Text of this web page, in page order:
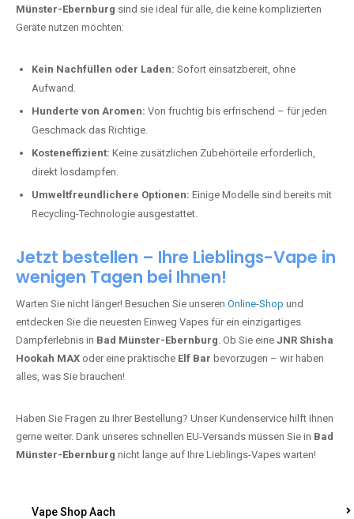
Münster-Ebernburg sind sie ideal für alle, die keine komplizierten
Geräte nutzen möchten:
Kein Nachfüllen oder Laden: Sofort einsatzbereit, ohne
Aufwand.
Hunderte von Aromen: Von fruchtig bis erfrischend – für jeden
Geschmack das Richtige.
Kosteneffizient: Keine zusätzlichen Zubehörteile erforderlich,
direkt losdampfen.
Umweltfreundlichere Optionen: Einige Modelle sind bereits mit
Recycling-Technologie ausgestattet.
Jetzt bestellen – Ihre Lieblings-Vape in
wenigen Tagen bei Ihnen!
Warten Sie nicht länger! Besuchen Sie unseren Online-Shop und
entdecken Sie die neuesten Einweg Vapes für ein einzigartiges
Dampferlebnis in Bad Münster-Ebernburg. Ob Sie eine JNR Shisha
Hookah MAX oder eine praktische Elf Bar bevorzugen – wir haben
alles, was Sie brauchen!
Haben Sie Fragen zu Ihrer Bestellung? Unser Kundenservice hilft Ihnen
gerne weiter. Dank unseres schnellen EU-Versands müssen Sie in Bad
Münster-Ebernburg nicht lange auf Ihre Lieblings-Vapes warten!
Vape Shop Aach